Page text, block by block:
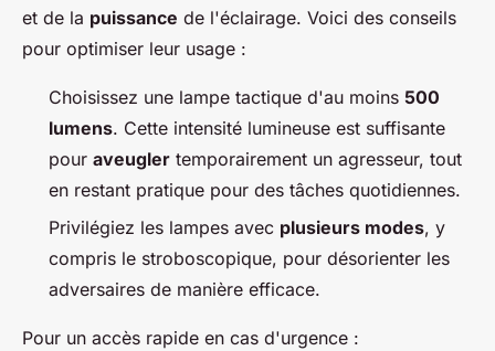
et de la puissance de l'éclairage. Voici des conseils
pour optimiser leur usage :
Choisissez une lampe tactique d'au moins 500
lumens. Cette intensité lumineuse est suffisante
pour aveugler temporairement un agresseur, tout
en restant pratique pour des tâches quotidiennes.
Privilégiez les lampes avec plusieurs modes, y
compris le stroboscopique, pour désorienter les
adversaires de manière efficace.
Pour un accès rapide en cas d'urgence :